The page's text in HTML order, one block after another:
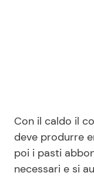
Redazione
Contattaci
Pubblicità
Con il caldo il
deve produrre
poi i pasti
necessari e si